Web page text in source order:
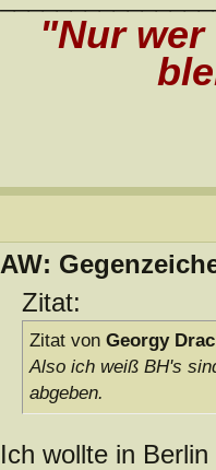
"Nur
AW:
Zitat:
Zitat von Georgy
Also ich weiß BH's
abgeben.
Ich wollte in